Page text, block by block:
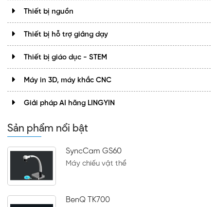
Thiết bị nguồn
Thiết bị hỗ trợ giảng dạy
Thiết bị giáo dục - STEM
Máy in 3D, máy khắc CNC
Giải pháp AI hãng LINGYIN
Sản phẩm nổi bật
SyncCam GS60
Máy chiếu vật thể
BenQ TK700